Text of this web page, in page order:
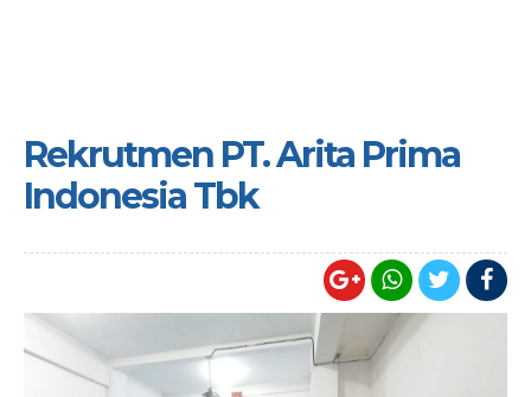
Rekrutmen PT. Arita Prima
Indonesia Tbk